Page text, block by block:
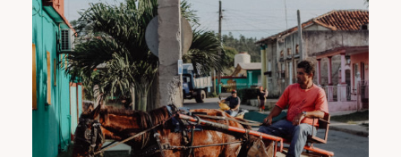
REISETIPPS
SHOP